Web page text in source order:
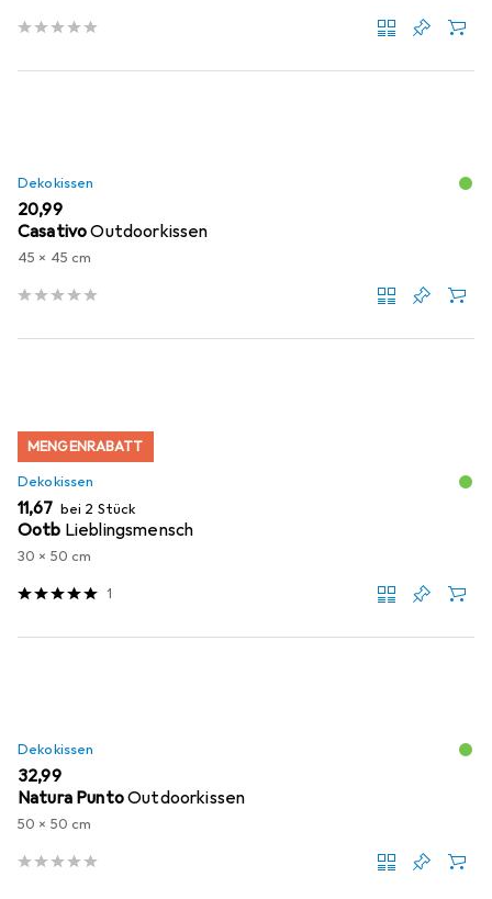
Dekokissen
EUR
20,99
CasativoOutdoorkissen
45 x 45 cm
MENGENRABATT
Dekokissen
EUR
11,67 bei 2 Stück
Ootb Lieblingsmensch
30 x 50 cm
1
Dekokissen
EUR
32,99
Natura PuntoOutdoorkissen
50 x 50 cm